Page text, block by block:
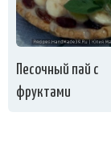
Песочный пай с
фруктами